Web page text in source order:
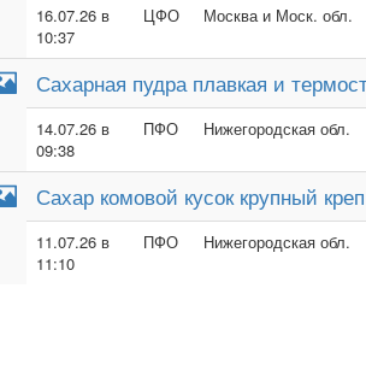
16.07.26 в
10:37
ЦФО Москва и Моск. обл.
Сахарная пудра плавкая и
14.07.26 в
09:38
ПФО Нижегородская обл.
Сахар комовой кусок крупный
11.07.26 в
11:10
ПФО Нижегородская обл.